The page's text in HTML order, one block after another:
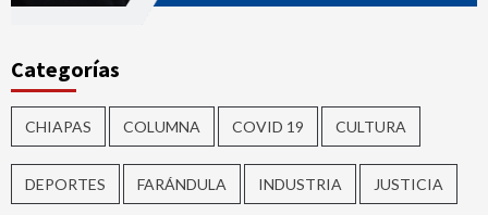
Categorías
CHIAPAS COLUMNA COVID 19 CULTURA
DEPORTES FARÁNDULA INDUSTRIA JUSTICIA